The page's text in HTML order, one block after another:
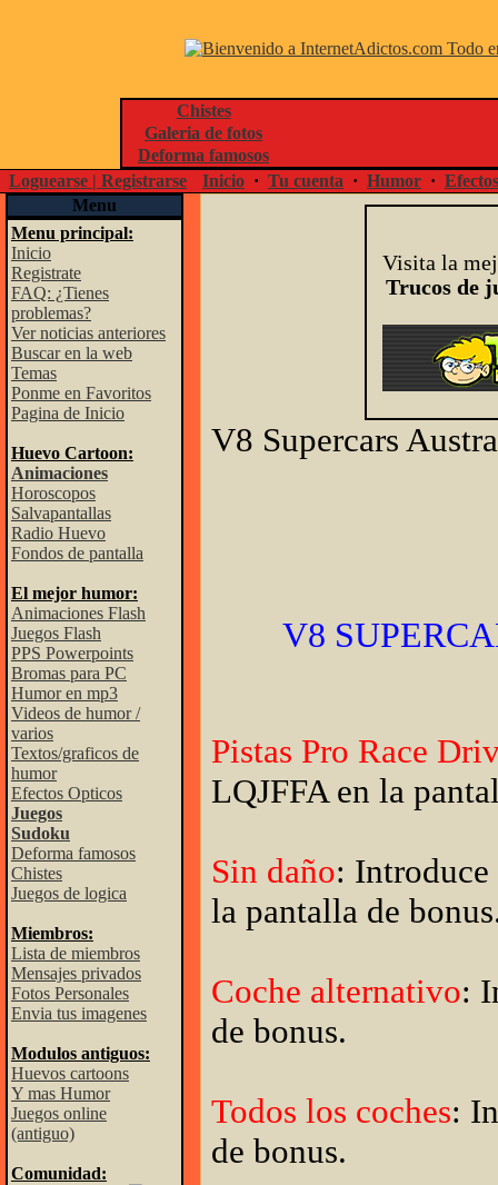
Chistes
Galeria de fotos
Deforma famosos
Loguearse | Registrarse
Inicio · Tu cuenta · Humor ·
Menu
Menu principal:
Inicio
Registrate
FAQ: ¿Tienes
problemas?
Ver noticias anteriores
Buscar en la web
Temas
Ponme en Favoritos
Pagina de Inicio
Huevo Cartoon:
Animaciones
Horoscopos
Salvapantallas
Radio Huevo
Fondos de pantalla
El mejor humor:
Animaciones Flash
Juegos Flash
PPS Powerpoints
Bromas para PC
Humor en mp3
Videos de humor /
varios
Textos/graficos de
humor
Efectos Opticos
Juegos
Sudoku
Deforma famosos
Chistes
Juegos de logica
Miembros:
Lista de miembros
Mensajes privados
Fotos Personales
Envia tus imagenes
Modulos antiguos:
Huevos cartoons
Y mas Humor
Juegos online
(antiguo)
Comunidad:
Visita la
Trucos de
V8 Supercars
V8
Pistas Pro Race
LQJFFA en la
Sin daño:
la pantalla de
Coche alternativo:
de bonus.
Todos los coches:
de bonus.